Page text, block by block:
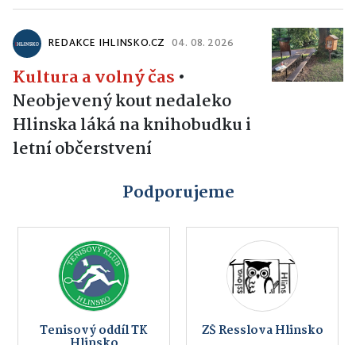
REDAKCE IHLINSKO.CZ 04. 08. 2026
Kultura a volný čas •
Neobjevený kout nedaleko
Hlinska láká na knihobudku i
letní občerstvení
Podporujeme
Tenisový oddíl TK ZŠ Resslova Hlinsko